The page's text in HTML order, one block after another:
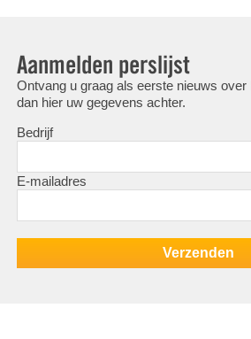
Aanmelden perslijst
Ontvang u graag als eerste nieuws
dan hier uw gegevens achter.
Bedrijf
E-mailadres